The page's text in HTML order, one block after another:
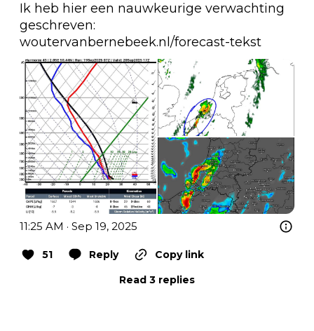
Ik heb hier een nauwkeurige verwachting
woutervanbernebeek.nl/forecast-tekst
11:25 AM · Sep 19, 2025
51 Reply
Copy link
Read 3 replies